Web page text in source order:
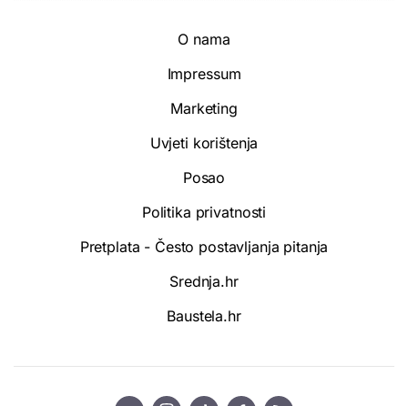
O nama
Impressum
Marketing
Uvjeti korištenja
Posao
Politika privatnosti
Pretplata - Često postavljanja pitanja
Srednja.hr
Baustela.hr